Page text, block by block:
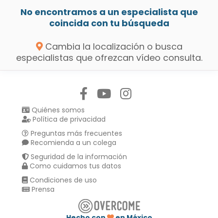
No encontramos a un especialista que
coincida con tu búsqueda
Cambia la localización o busca
especialistas que ofrezcan vídeo consulta.
Quiénes somos
Política de privacidad
Preguntas más frecuentes
Recomienda a un colega
Seguridad de la información
Como cuidamos tus datos
Condiciones de uso
Prensa